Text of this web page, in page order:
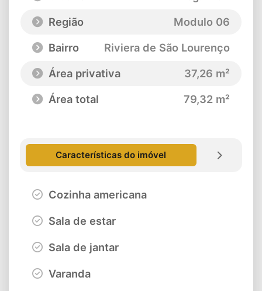
Região
Modulo 06
Bairro
Riviera de São Lourenço
Área privativa
37,26 m²
Área total
79,32 m²
Características do imóvel
Cozinha americana
Sala de estar
Sala de jantar
Varanda